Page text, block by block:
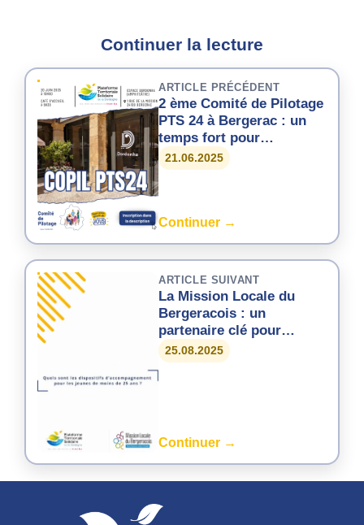
Continuer la lecture
ARTICLE PRÉCÉDENT
2 ème Comité de Pilotage
PTS 24 à Bergerac : un
temps fort pour
l’accompagnement du
Grand Âge
21.06.2025
Continuer →
ARTICLE SUIVANT
La Mission Locale du
Bergeracois : un
partenaire clé pour
l’insertion des jeunes
25.08.2025
Continuer →